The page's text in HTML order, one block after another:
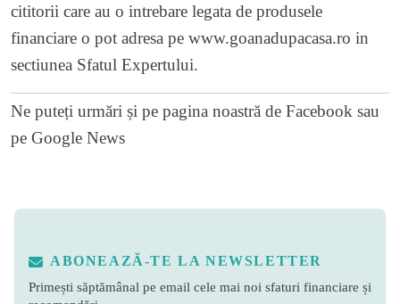
cititorii care au o intrebare legata de produsele
financiare o pot adresa pe www.goanadupacasa.ro in
sectiunea Sfatul Expertului.
Ne puteți urmări și pe pagina noastră de Facebook sau
pe Google News
ABONEAZĂ-TE LA NEWSLETTER
Primești săptămânal pe email cele mai noi sfaturi financiare și